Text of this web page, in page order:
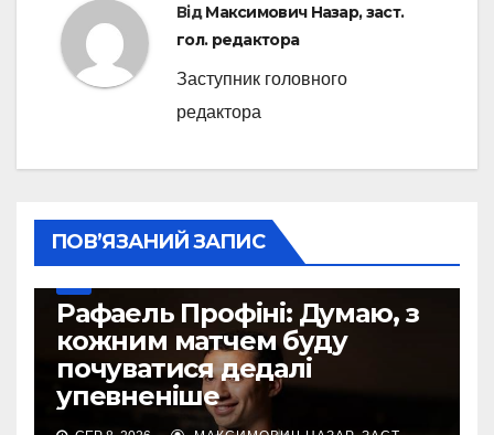
ВідМаксимович Назар, заст.
гол. редактора
Заступник головного
редактора
ПОВ’ЯЗАНИЙ ЗАПИС
Рафаель Профіні: Думаю, з
кожним матчем буду
почуватися дедалі
упевненіше